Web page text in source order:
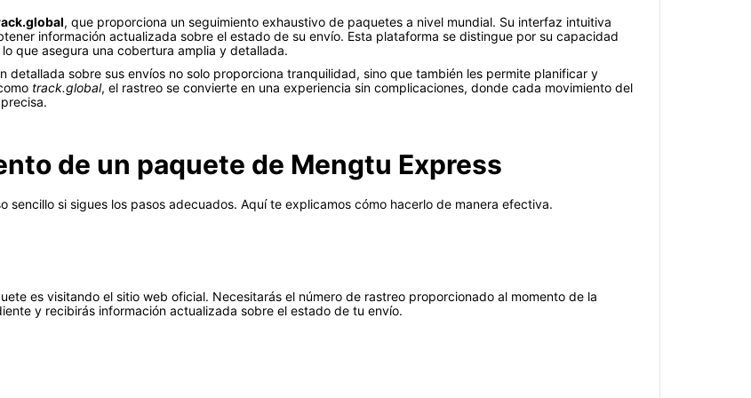
, que proporciona un seguimiento exhaustivo de paquetes a nivel mundial. Su interfaz intuitiva
información actualizada sobre el estado de su envío. Esta plataforma se distingue por su capacidad
que asegura una cobertura amplia y detallada.
detallada sobre sus envíos no solo proporciona tranquilidad, sino que también les permite planificar y
track.global, el rastreo se convierte en una experiencia sin complicaciones, donde cada movimiento del
de un paquete de Mengtu Express
sencillo si sigues los pasos adecuados. Aquí te explicamos cómo hacerlo de manera efectiva.
es visitando el sitio web oficial. Necesitarás el número de rastreo proporcionado al momento de la
y recibirás información actualizada sobre el estado de tu envío.